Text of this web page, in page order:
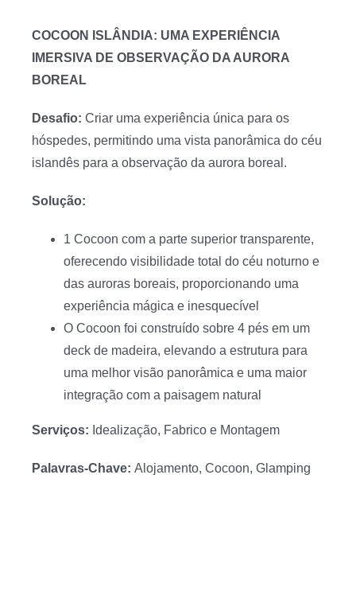
COCOON ISLÂNDIA: UMA EXPERIÊNCIA
IMERSIVA DE OBSERVAÇÃO DA AURORA
BOREAL
Desafio: Criar uma experiência única para os
hóspedes, permitindo uma vista panorâmica do céu
islandês para a observação da aurora boreal.
Solução:
1 Cocoon com a parte superior transparente,
oferecendo visibilidade total do céu noturno e
das auroras boreais, proporcionando uma
experiência mágica e inesquecível
O Cocoon foi construído sobre 4 pés em um
deck de madeira, elevando a estrutura para
uma melhor visão panorâmica e uma maior
integração com a paisagem natural
Serviços: Idealização, Fabrico e Montagem
Palavras-Chave: Alojamento, Cocoon, Glamping